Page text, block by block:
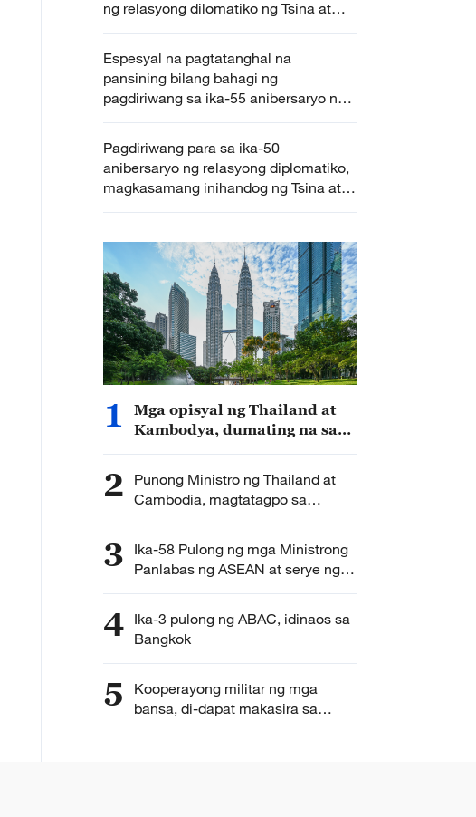
ng relasyong dilomatiko ng Tsina at
Italy, idinaos sa Rome
Espesyal na pagtatanghal na
pansining bilang bahagi ng
pagdiriwang sa ika-55 anibersaryo ng
relasyong diplomatiko ng Tsina at
Pagdiriwang para sa ika-50
anibersaryo ng relasyong diplomatiko,
magkasamang inihandog ng Tsina at
Pilipinas
1
Mga opisyal ng Thailand at
Kambodya, dumating na sa
2
Punong Ministro ng Thailand at
Cambodia, magtatagpo sa
ASEAN Summit
3
Ika-58 Pulong ng mga Ministrong
Panlabas ng ASEAN at serye ng
pulong, binuksan
4 Ika-3 pulong ng ABAC, idinaos sa
Bangkok
5
Kooperayong militar ng mga
bansa, di-dapat makasira sa